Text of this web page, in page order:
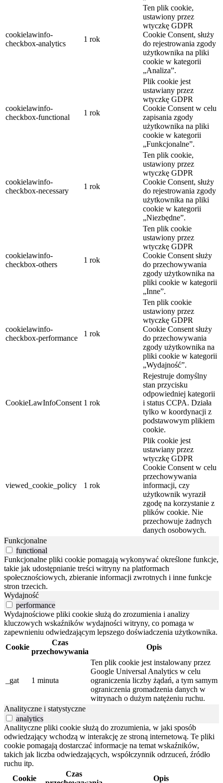
cookielawinfo-
checkbox-analytics
1 rok
Ten plik cookie,
ustawiony przez
wtyczkę GDPR
Cookie Consent, służy
do rejestrowania zgody
użytkownika na pliki
cookie w kategorii
„Analiza”.
cookielawinfo-
checkbox-functional
1 rok
Plik cookie jest
ustawiany przez
wtyczkę GDPR
Cookie Consent w celu
zapisania zgody
użytkownika na pliki
cookie w kategorii
„Funkcjonalne”.
cookielawinfo-
checkbox-necessary
1 rok
Ten plik cookie,
ustawiony przez
wtyczkę GDPR
Cookie Consent, służy
do rejestrowania zgody
użytkownika na pliki
cookie w kategorii
„Niezbędne”.
cookielawinfo-
checkbox-others
1 rok
Ten plik cookie
ustawiony przez
wtyczkę GDPR
Cookie Consent służy
do przechowywania
zgody użytkownika na
pliki cookie w kategorii
„Inne”.
cookielawinfo-
checkbox-performance
1 rok
Ten plik cookie
ustawiony przez
wtyczkę GDPR
Cookie Consent służy
do przechowywania
zgody użytkownika na
pliki cookie w kategorii
„Wydajność”.
CookieLawInfoConsent 1 rok
Rejestruje domyślny
stan przycisku
odpowiedniej kategorii
i status CCPA. Działa
tylko w koordynacji z
podstawowym plikiem
cookie.
viewed_cookie_policy 1 rok
Plik cookie jest
ustawiany przez
wtyczkę GDPR
Cookie Consent w celu
przechowywania
informacji, czy
użytkownik wyraził
zgodę na korzystanie z
plików cookie. Nie
przechowuje żadnych
danych osobowych.
Funkcjonalne
functional
Funkcjonalne pliki cookie pomagają wykonywać określone funkcje,
takie jak udostępnianie treści witryny na platformach
społecznościowych, zbieranie informacji zwrotnych i inne funkcje
stron trzecich.
Wydajność
performance
Wydajnościowe pliki cookie służą do zrozumienia i analizy
kluczowych wskaźników wydajności witryny, co pomaga w
zapewnieniu odwiedzającym lepszego doświadczenia użytkownika.
Cookie
Czas
przechowywania
Opis
_gat 1 minuta
Ten plik cookie jest instalowany przez
Google Universal Analytics w celu
ograniczenia liczby żądań, a tym samym
ograniczenia gromadzenia danych w
witrynach o dużym natężeniu ruchu.
Analityczne i statystyczne
analytics
Analityczne pliki cookie służą do zrozumienia, w jaki sposób
odwiedzający wchodzą w interakcję ze stroną internetową. Te pliki
cookie pomagają dostarczać informacje na temat wskaźników,
takich jak liczba odwiedzających, współczynnik odrzuceń, źródło
ruchu itp.
Cookie
Czas
Opis